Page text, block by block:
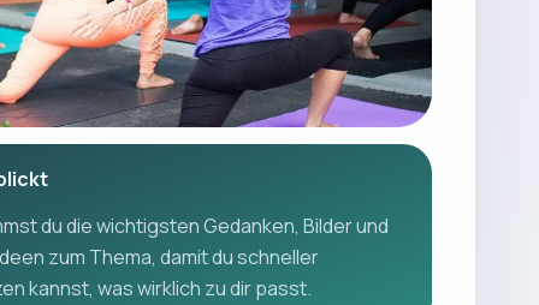
du die wichtigsten Gedanken, Bilder und
zum Thema, damit du schneller
kannst, was wirklich zu dir passt.